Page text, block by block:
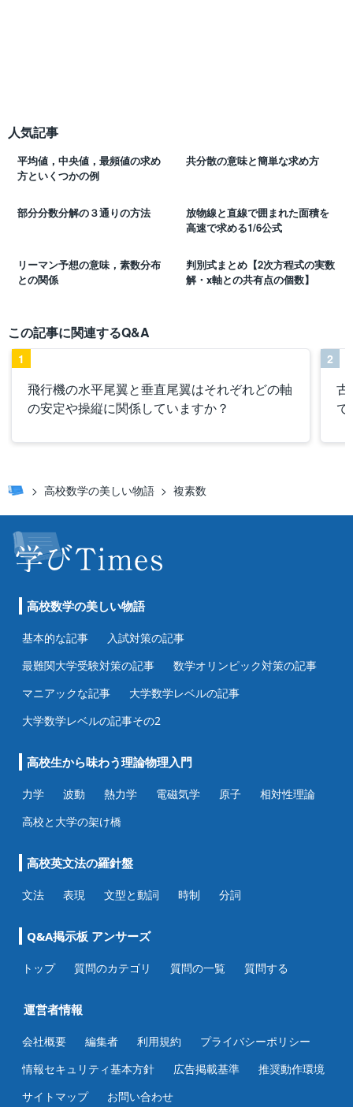
人気記事
平均値，中央値，最頻値の求め
方といくつかの例
共分散の意味と簡単な求め方
部分分数分解の３通りの方法
放物線と直線で囲まれた面積を
高速で求める1/6公式
リーマン予想の意味，素数分布
との関係
判別式まとめ【2次方程式の実数
解・x軸との共有点の個数】
この記事に関連するQ&A
飛行機の水平尾翼と垂直尾翼はそれぞれどの軸
の安定や操縦に関係していますか？
1
古
で
2
高校数学の美しい物語 複素数
高校数学の美しい物語
基本的な記事
入試対策の記事
最難関大学受験対策の記事
数学オリンピック対策の記事
マニアックな記事
大学数学レベルの記事
大学数学レベルの記事その2
高校生から味わう理論物理入門
力学 波動 熱力学 電磁気学 原子
相対性理論
高校と大学の架け橋
高校英文法の羅針盤
文法 表現 文型と動詞 時制 分詞
Q&A掲示板 アンサーズ
トップ 質問のカテゴリ 質問の一覧 質問する
運営者情報
会社概要 編集者 利用規約
プライバシーポリシー
情報セキュリティ基本方針
広告掲載基準
推奨動作環境
サイトマップ
お問い合わせ